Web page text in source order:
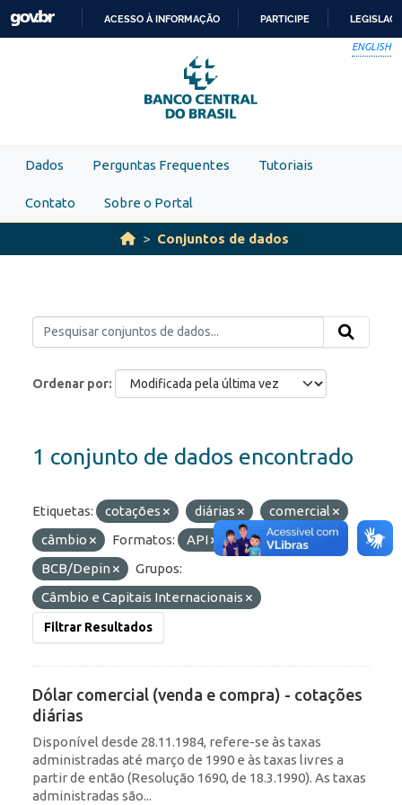
Skip to main content
PARA
O
CONTEÚDO
ACESSO À INFORMAÇÃO PARTICIPE
ENGLISH
Dados Perguntas Frequentes Tutoriais
Contato Sobre o Portal
Conjuntos de dados
Ordenar por
1 conjunto de dados encontrado
Etiquetas: cotações diárias
comercial
câmbio
Formatos: API
Organizações:
BCB/Depin
Grupos:
Câmbio e Capitais Internacionais
Filtrar Resultados
Dólar comercial (venda e compra) - cotações
diárias
Disponível desde 28.11.1984, refere-se às taxas
administradas até março de 1990 e às taxas livres a
partir de então (Resolução 1690, de 18.3.1990). As taxas
administradas são...